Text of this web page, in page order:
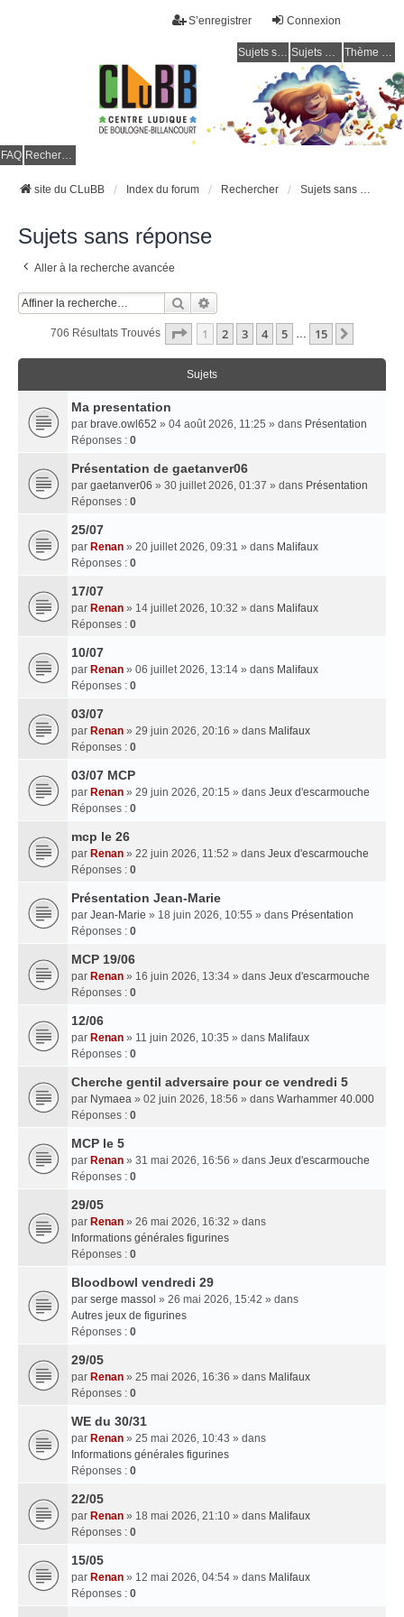
Connexion
S’enregistrer
Sujets sans réponse Sujets actifs Thème clair / foncé
FAQ Rechercher
site du CLuBB Index du forum Rechercher Sujets sans réponse
Sujets sans réponse
Aller à la recherche avancée
Rechercher
706 Résultats Trouvés Page 1Sur
1 2 3 4 5 … 15
Sujets
Ma presentation
par brave.owl652 » 04 août 2026, 11:25 » dans Présentation
Réponses : 0
Présentation de gaetanver06
par gaetanver06 » 30 juillet 2026, 01:37 » dans Présentation
Réponses : 0
25/07
par Renan » 20 juillet 2026, 09:31 » dans Malifaux
Réponses : 0
17/07
par Renan » 14 juillet 2026, 10:32 » dans Malifaux
Réponses : 0
10/07
par Renan » 06 juillet 2026, 13:14 » dans Malifaux
Réponses : 0
03/07
par Renan » 29 juin 2026, 20:16 » dans Malifaux
Réponses : 0
03/07 MCP
par Renan » 29 juin 2026, 20:15 » dans Jeux d'escarmouche
Réponses : 0
mcp le 26
par Renan » 22 juin 2026, 11:52 » dans Jeux d'escarmouche
Réponses : 0
Présentation Jean-Marie
par Jean-Marie » 18 juin 2026, 10:55 » dans Présentation
Réponses : 0
MCP 19/06
par Renan » 16 juin 2026, 13:34 » dans Jeux d'escarmouche
Réponses : 0
12/06
par Renan » 11 juin 2026, 10:35 » dans Malifaux
Réponses : 0
Cherche gentil adversaire pour ce vendredi 5
par Nymaea » 02 juin 2026, 18:56 » dans Warhammer 40.000
Réponses : 0
MCP le 5
par Renan » 31 mai 2026, 16:56 » dans Jeux d'escarmouche
Réponses : 0
29/05
par Renan » 26 mai 2026, 16:32 » dans
Informations générales figurines
Réponses : 0
Bloodbowl vendredi 29
par serge massol » 26 mai 2026, 15:42 » dans
Autres jeux de figurines
Réponses : 0
29/05
par Renan » 25 mai 2026, 16:36 » dans Malifaux
Réponses : 0
WE du 30/31
par Renan » 25 mai 2026, 10:43 » dans
Informations générales figurines
Réponses : 0
22/05
par Renan » 18 mai 2026, 21:10 » dans Malifaux
Réponses : 0
15/05
par Renan » 12 mai 2026, 04:54 » dans Malifaux
Réponses : 0